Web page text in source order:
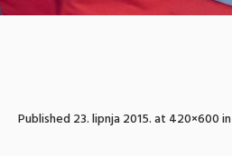
Published23. lipnja 2015.at 420×600 in